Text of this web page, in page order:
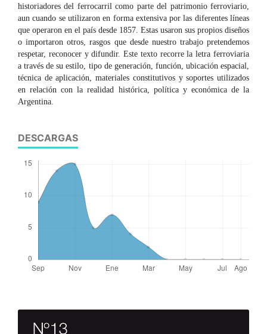
historiadores del ferrocarril como parte del patrimonio ferroviario,
aun cuando se utilizaron en forma extensiva por las diferentes líneas
que operaron en el país desde 1857. Estas usaron sus propios diseños
o importaron otros, rasgos que desde nuestro trabajo pretendemos
respetar, reconocer y difundir. Este texto recorre la letra ferroviaria
a través de su estilo, tipo de generación, función, ubicación espacial,
técnica de aplicación, materiales constitutivos y soportes utilizados
en relación con la realidad histórica, política y económica de la
Argentina.
DESCARGAS